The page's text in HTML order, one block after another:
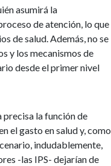
asumirá la
de atención, lo que
de salud. Además, no se
y los mecanismos de
desde el primer nivel
la función de
el gasto en salud y, como
indudablemente,
-las IPS- dejarían de